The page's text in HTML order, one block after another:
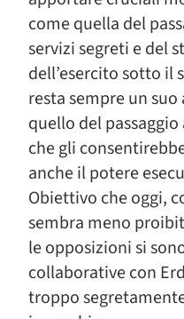
come quella del
servizi segreti e del
dell’esercito sotto
resta sempre un
quello del
che gli
anche il potere
Obiettivo che oggi,
sembra meno
le opposizioni si
collaborative con
troppo